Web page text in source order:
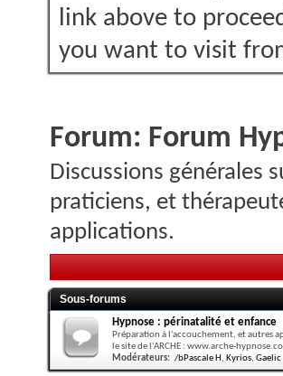
link above to
you want to visit
Forum: Forum
Discussions générales
praticiens, et
applications.
Sous-forums
Hypnose : périnatalité et enfance
Préparation à l'accouchement, et autres
le site de l'ARCHE : www.arche-
Modérateurs: /bPascale H, Kyrios, Gaelic